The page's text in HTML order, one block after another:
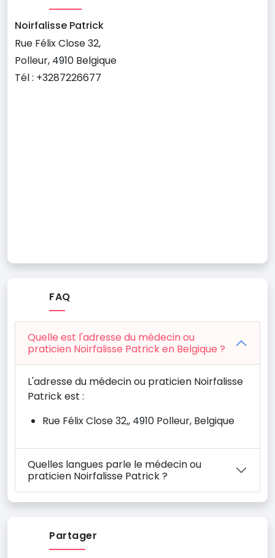
Noirfalisse Patrick
Rue Félix Close 32,
Polleur, 4910 Belgique
Tél : +3287226677
FAQ
Quelle est l'adresse du médecin ou
praticien Noirfalisse Patrick en Belgique ?
L'adresse du médecin ou praticien Noirfalisse
Patrick est :
Rue Félix Close 32,, 4910 Polleur, Belgique
Quelles langues parle le médecin ou
praticien Noirfalisse Patrick ?
Partager